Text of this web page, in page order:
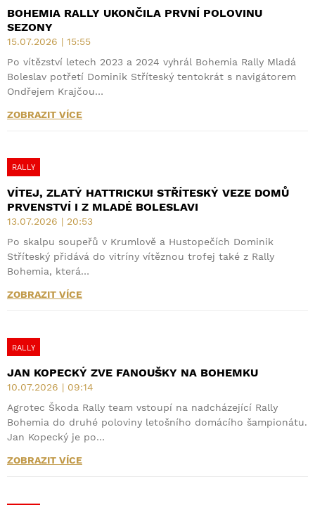
BOHEMIA RALLY UKONČILA PRVNÍ POLOVINU
SEZONY
15.07.2026 | 15:55
Po vítězství letech 2023 a 2024 vyhrál Bohemia Rally Mladá
Boleslav potřetí Dominik Stříteský tentokrát s navigátorem
Ondřejem Krajčou…
ZOBRAZIT VÍCE
RALLY
VÍTEJ, ZLATÝ HATTRICKU! STŘÍTESKÝ VEZE DOMŮ
PRVENSTVÍ I Z MLADÉ BOLESLAVI
13.07.2026 | 20:53
Po skalpu soupeřů v Krumlově a Hustopečích Dominik
Stříteský přidává do vitríny vítěznou trofej také z Rally
Bohemia, která…
ZOBRAZIT VÍCE
RALLY
JAN KOPECKÝ ZVE FANOUŠKY NA BOHEMKU
10.07.2026 | 09:14
Agrotec Škoda Rally team vstoupí na nadcházející Rally
Bohemia do druhé poloviny letošního domácího šampionátu.
Jan Kopecký je po…
ZOBRAZIT VÍCE